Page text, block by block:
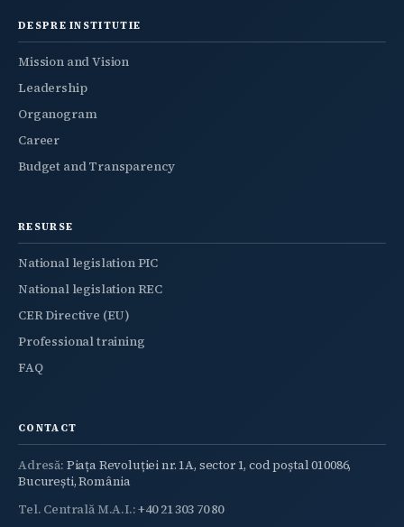
DESPRE INSTITUTIE
Mission and Vision
Leadership
Organogram
Career
Budget and Transparency
RESURSE
National legislation PIC
National legislation REC
CER Directive (EU)
Professional training
FAQ
CONTACT
Adresă: Piața Revoluției nr. 1A, sector 1, cod poștal 010086,
București, România
Tel. Centrală M.A.I.:+40 21 303 70 80